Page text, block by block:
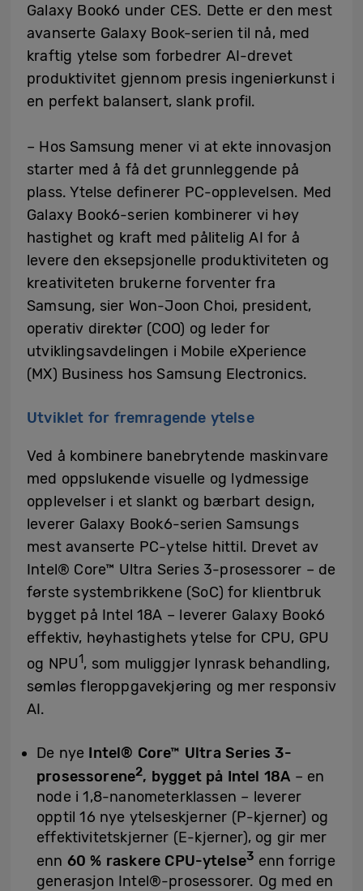
Galaxy Book6 under CES. Dette er den mest
avanserte Galaxy Book-serien til nå, med
kraftig ytelse som forbedrer AI-drevet
produktivitet gjennom presis ingeniørkunst i
en perfekt balansert, slank profil.
– Hos Samsung mener vi at ekte innovasjon
starter med å få det grunnleggende på
plass. Ytelse definerer PC-opplevelsen. Med
Galaxy Book6-serien kombinerer vi høy
hastighet og kraft med pålitelig AI for å
levere den eksepsjonelle produktiviteten og
kreativiteten brukerne forventer fra
Samsung, sier Won-Joon Choi, president,
operativ direktør (COO) og leder for
utviklingsavdelingen i Mobile eXperience
(MX) Business hos Samsung Electronics.
Utviklet for fremragende ytelse
Ved å kombinere banebrytende maskinvare
med oppslukende visuelle og lydmessige
opplevelser i et slankt og bærbart design,
leverer Galaxy Book6-serien Samsungs
mest avanserte PC-ytelse hittil. Drevet av
Intel® Core™ Ultra Series 3-prosessorer – de
første systembrikkene (SoC) for klientbruk
bygget på Intel 18A – leverer Galaxy Book6
effektiv, høyhastighets ytelse for CPU, GPU
og NPU1, som muliggjør lynrask behandling,
sømløs fleroppgavekjøring og mer responsiv
AI.
De nye Intel® Core™ Ultra Series 3-
prosessorene2, bygget på Intel 18A – en
node i 1,8-nanometerklassen – leverer
opptil 16 nye ytelseskjerner (P-kjerner) og
effektivitetskjerner (E-kjerner), og gir mer
enn 60 % raskere CPU-ytelse3 enn forrige
generasjon Intel®-prosessorer. Og med en